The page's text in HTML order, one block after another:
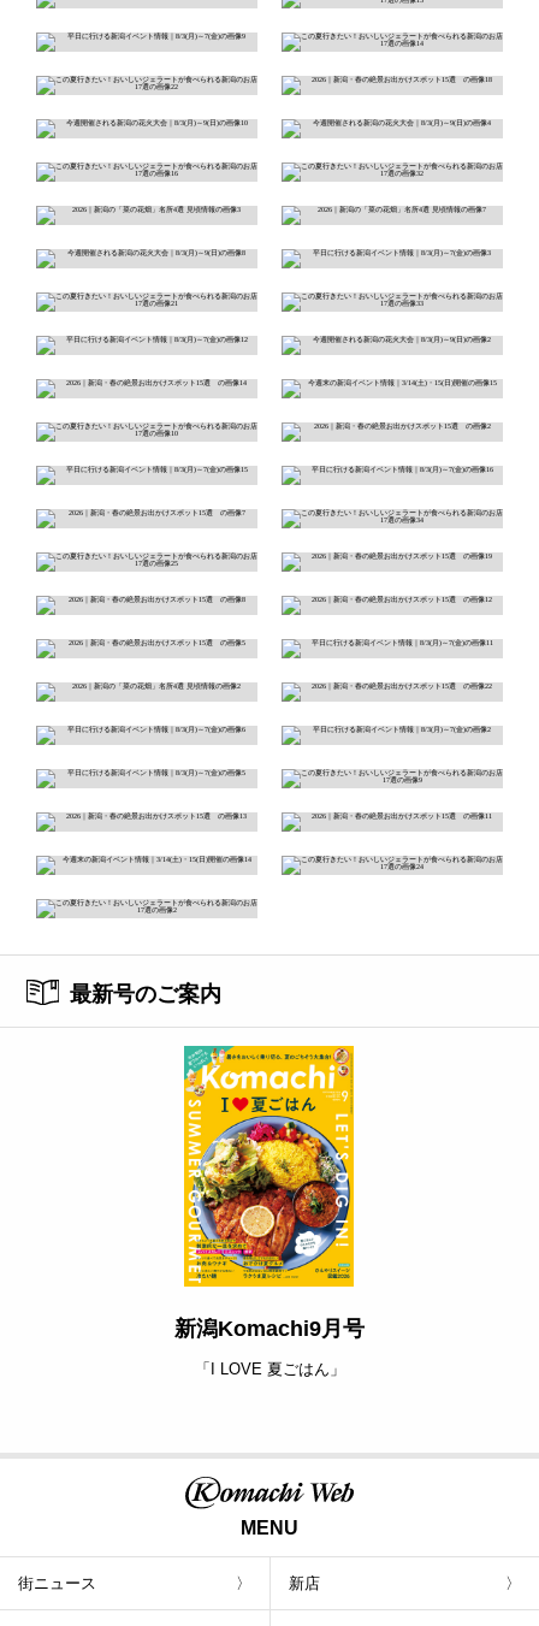
最新号のご案内
新潟Komachi9月号
「I LOVE 夏ごはん」
MENU
街ニュース 新店